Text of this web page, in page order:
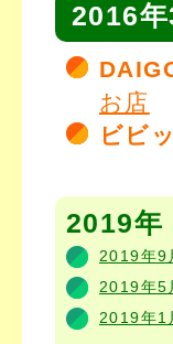
2016年
お店
ビビ
2019年
2019年9
2019年5
2019年1